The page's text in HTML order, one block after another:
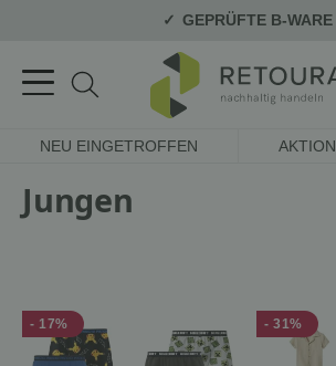
GEPRÜFTE B-WARE
NEU EINGETROFFEN AKTION
Jungen
- 17% - 31%